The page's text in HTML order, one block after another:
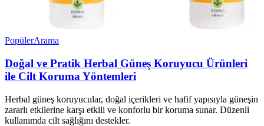
PopülerArama
Doğal ve Pratik Herbal Güneş Koruyucu Ürünleri
ile Cilt Koruma Yöntemleri
Herbal güneş koruyucular, doğal içerikleri ve hafif yapısıyla güneşin
zararlı etkilerine karşı etkili ve konforlu bir koruma sunar. Düzenli
kullanımda cilt sağlığını destekler.